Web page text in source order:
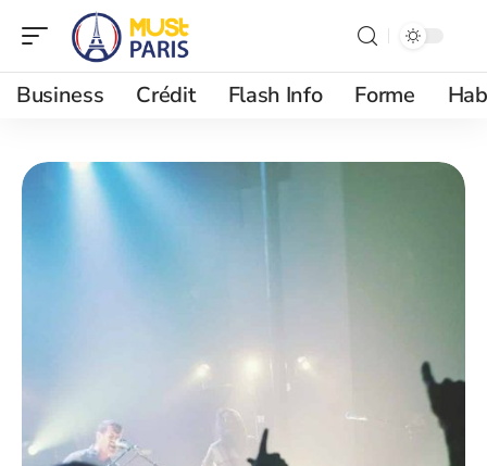
Business Crédit Flash Info Forme